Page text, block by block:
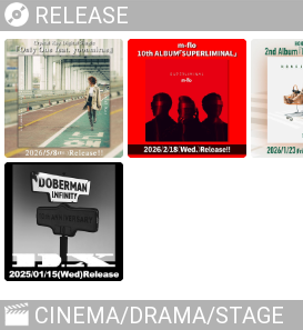
RELEASE
CINEMA/DRAMA/STAGE